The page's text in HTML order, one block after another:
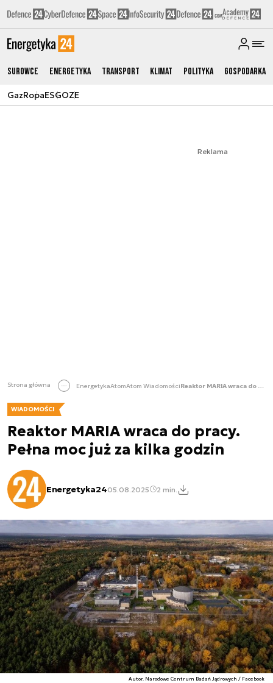
Surowce Energetyka Transport Klimat Polityka Gospodarka
GazRopaESGOZE
Reklama
Strona główna EnergetykaAtomAtom Wiadomości Reaktor MARIA wraca do pracy. Pełna moc już za kilka godzin
WIADOMOŚCI
Reaktor MARIA wraca do pracy.
Pełna moc już za kilka godzin
Energetyka2405.08.2025 2 min.
Autor. Narodowe Centrum Badań Jądrowych / Facebook